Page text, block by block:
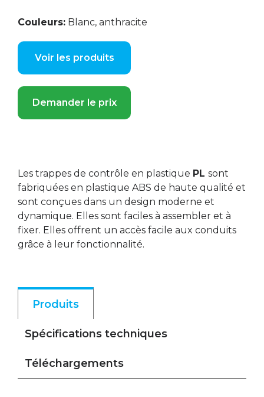
Couleurs: Blanc, anthracite
Voir les produits
Demander le prix
Les trappes de contrôle en plastique PL sont
fabriquées en plastique ABS de haute qualité et
sont conçues dans un design moderne et
dynamique. Elles sont faciles à assembler et à
fixer. Elles offrent un accès facile aux conduits
grâce à leur fonctionnalité.
Produits
Spécifications techniques
Téléchargements